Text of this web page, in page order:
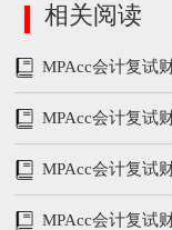
相关阅读
MPAcc会计复试
MPAcc会计复试
MPAcc会计复试
MPAcc会计复试